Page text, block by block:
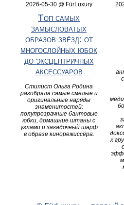
2026-05-30 @ FürLuxury
Топ самых
замысловатых
образов звёзд: от
многослойных юбок
до эксцентричных
аксессуаров
Стилист Ольга Родина
разобрала самые смелые и
оригинальные наряды
знаменитостей:
полупрозрачные бантовые
юбки, домашние штаны с
узлами и загадочный шарф
в образе кинорежиссёра.
к